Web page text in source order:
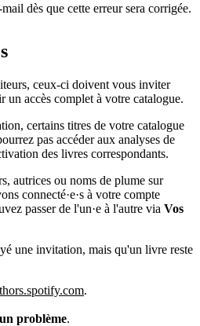
dès que cette erreur sera corrigée.
ceux-ci doivent vous inviter
un accès complet à votre catalogue.
certains titres de votre catalogue
pas accéder aux analyses de
des livres correspondants.
autrices ou noms de plume sur
connecté·e·s à votre compte
passer de l'un·e à l'autre via Vos
une invitation, mais qu'un livre reste
.
problème.